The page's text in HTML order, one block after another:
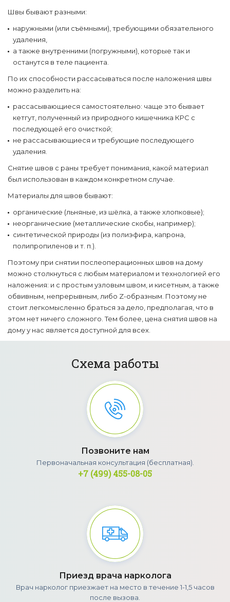
Швы бывают разными:
наружными (или съёмными), требующими обязательного
удаления,
а также внутренними (погружными), которые так и
останутся в теле пациента.
По их способности рассасываться после наложения швы
можно разделить на:
рассасывающиеся самостоятельно: чаще это бывает
кетгут, полученный из природного кишечника КРС с
последующей его очисткой;
не рассасывающиеся и требующие последующего
удаления.
Снятие швов с раны требует понимания, какой материал
был использован в каждом конкретном случае.
Материалы для швов бывают:
органические (льняные, из шёлка, а также хлопковые);
неорганические (металлические скобы, например);
синтетической природы (из полиэфира, капрона,
полипропиленов и т. п.).
Поэтому при снятии послеоперационных швов на дому
можно столкнуться с любым материалом и технологией его
наложения: и с простым узловым швом, и кисетным, а также
обвивным, непрерывным, либо Z-образным. Поэтому не
стоит легкомысленно браться за дело, предполагая, что в
этом нет ничего сложного. Тем более, цена снятия швов на
дому у нас является доступной для всех.
Схема работы
Позвоните нам
Первоначальная консультация (бесплатная).
+7 (499) 455-08-05
Приезд врача нарколога
Врач нарколог приезжает на место в течение 1-1,5 часов
после вызова.